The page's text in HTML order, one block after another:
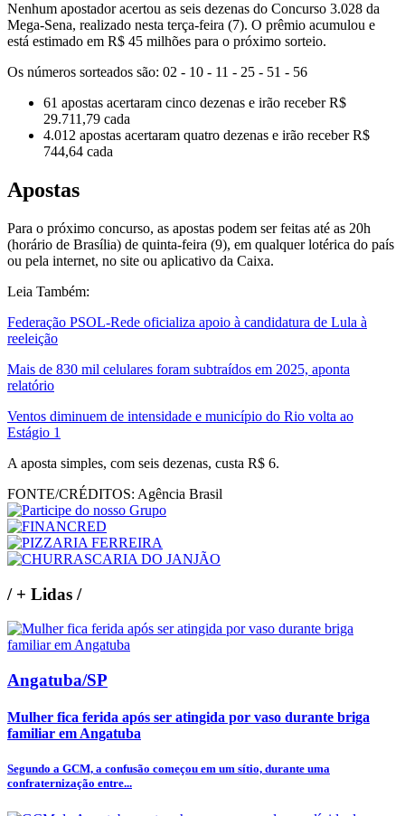
Nenhum apostador acertou as seis dezenas do Concurso 3.028 da
Mega-Sena, realizado nesta terça-feira (7). O prêmio acumulou e
está estimado em R$ 45 milhões para o próximo sorteio.
Os números sorteados são: 02 - 10 - 11 - 25 - 51 - 56
61 apostas acertaram cinco dezenas e irão receber R$
29.711,79 cada
4.012 apostas acertaram quatro dezenas e irão receber R$
744,64 cada
Apostas
Para o próximo concurso, as apostas podem ser feitas até as 20h
(horário de Brasília) de quinta-feira (9), em qualquer lotérica do país
ou pela internet, no site ou aplicativo da Caixa.
Leia Também:
Federação PSOL-Rede oficializa apoio à candidatura de Lula à
reeleição
Mais de 830 mil celulares foram subtraídos em 2025, aponta
relatório
Ventos diminuem de intensidade e município do Rio volta ao
Estágio 1
A aposta simples, com seis dezenas, custa R$ 6.
FONTE/CRÉDITOS: Agência Brasil
/+ Lidas /
Angatuba/SP
Mulher fica ferida após ser atingida por vaso durante briga
familiar em Angatuba
Segundo a GCM, a confusão começou em um sítio, durante uma
confraternização entre...